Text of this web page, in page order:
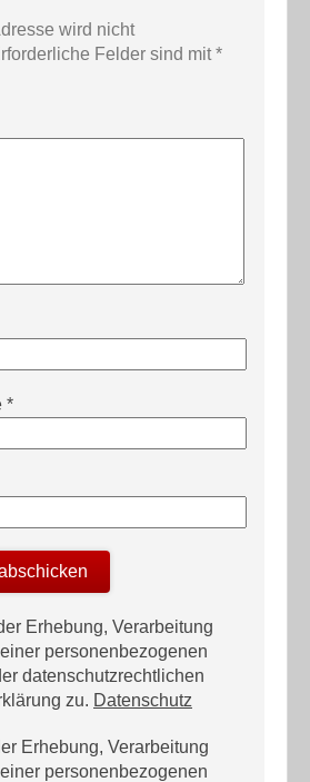
wird nicht
Felder sind mit*
*
Erhebung, Verarbeitung
personenbezogenen
datenschutzrechtlichen
zu. Datenschutz
Erhebung, Verarbeitung
personenbezogenen